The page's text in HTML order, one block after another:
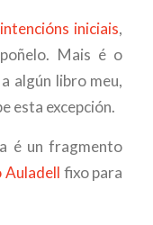
intencións iniciais,
Mais é o
algún libro meu,
esta excepción.
é un fragmento
Auladell fixo para